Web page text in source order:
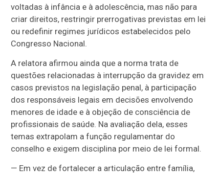
voltadas à infância e à adolescência, mas não para
criar direitos, restringir prerrogativas previstas em lei
ou redefinir regimes jurídicos estabelecidos pelo
Congresso Nacional.
A relatora afirmou ainda que a norma trata de
questões relacionadas à interrupção da gravidez em
casos previstos na legislação penal, à participação
dos responsáveis legais em decisões envolvendo
menores de idade e à objeção de consciência de
profissionais de saúde. Na avaliação dela, esses
temas extrapolam a função regulamentar do
conselho e exigem disciplina por meio de lei formal.
— Em vez de fortalecer a articulação entre família,